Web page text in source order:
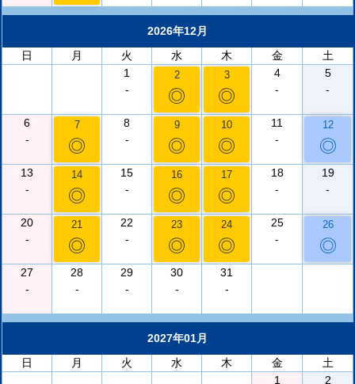
2026年12月
日
月 火 水 木 金
土
1
-
2
◎
3
◎
4
-
5
-
6
-
7
◎
8
-
9
◎
10
◎
11
-
12
◎
13
-
14
◎
15
-
16
◎
17
◎
18
-
19
-
20
-
21
◎
22
-
23
◎
24
◎
25
-
26
◎
27
-
28
-
29
-
30
-
31
-
2027年01月
日
月 火 水 木 金
土
1
2